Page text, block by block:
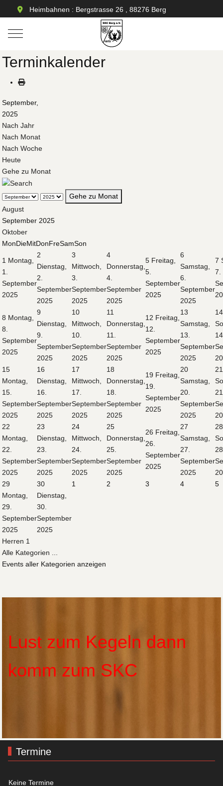
Heimbahnen : Bergstrasse 26 , 88276 Berg
Mobile Menu Toggle
Terminkalender
September,
2025
Nach Jahr
Nach Monat
Nach Woche
Heute
Gehe zu Monat
Gehe zu Monat
August
September 2025
Oktober
MonDieMitDonFreSamSon
1 Montag,
1.
September
2025
2
Dienstag,
2.
September
2025
3
Mittwoch,
3.
September
2025
4
Donnerstag,
4.
September
2025
5 Freitag,
5.
September
2025
6
Samstag,
6.
September
2025
7
7.
8 Montag,
8.
September
2025
9
Dienstag,
9.
September
2025
10
Mittwoch,
10.
September
2025
11
Donnerstag,
11.
September
2025
12 Freitag,
12.
September
2025
13
Samstag,
13.
September
2025
14
15
Montag,
15.
September
2025
16
Dienstag,
16.
September
2025
17
Mittwoch,
17.
September
2025
18
Donnerstag,
18.
September
2025
19 Freitag,
19.
September
2025
20
Samstag,
20.
September
2025
21
22
Montag,
22.
September
2025
23
Dienstag,
23.
September
2025
24
Mittwoch,
24.
September
2025
25
Donnerstag,
25.
September
2025
26 Freitag,
26.
September
2025
27
Samstag,
27.
September
2025
28
29
Montag,
29.
September
2025
30
Dienstag,
30.
September
2025
1 2 3 4 5
Herren 1
Alle Kategorien ...
Events aller Kategorien anzeigen
Lust zum Kegeln dann
komm zum SKC
Termine
Keine Termine